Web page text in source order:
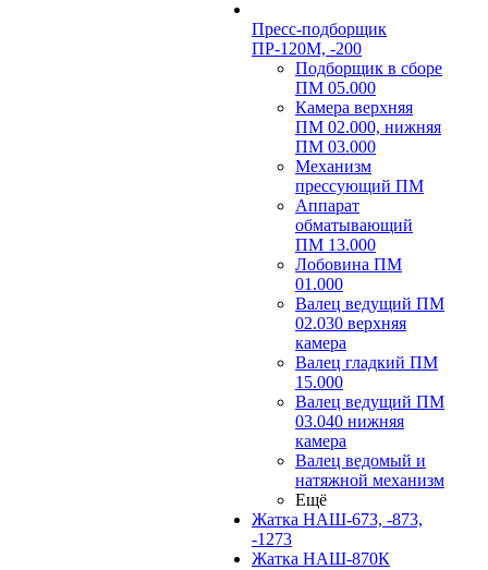
Пресс-подборщик
ПР-120М, -200
Подборщик в сборе
ПМ 05.000
Камера верхняя
ПМ 02.000, нижняя
ПМ 03.000
Механизм
прессующий ПМ
Аппарат
обматывающий
ПМ 13.000
Лобовина ПМ
01.000
Валец ведущий ПМ
02.030 верхняя
камера
Валец гладкий ПМ
15.000
Валец ведущий ПМ
03.040 нижняя
камера
Валец ведомый и
натяжной механизм
Ещё
Жатка НАШ-673, -873,
-1273
Жатка НАШ-870К